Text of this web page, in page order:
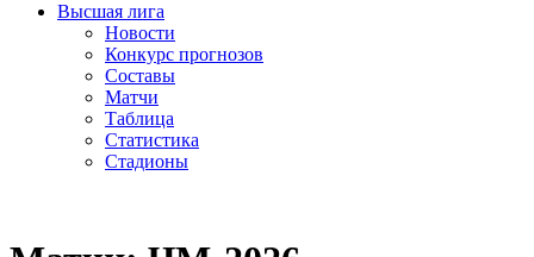
Высшая лига
Новости
Конкурс прогнозов
Составы
Матчи
Таблица
Статистика
Стадионы